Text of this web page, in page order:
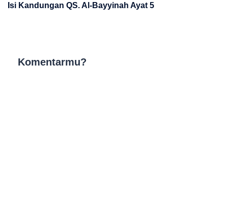
Isi Kandungan QS. Al-Bayyinah Ayat 5
Komentarmu?